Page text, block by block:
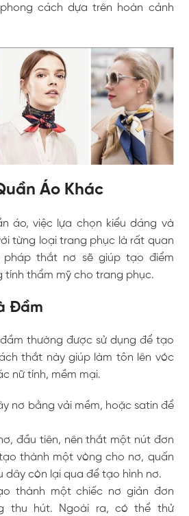
cách dựa trên hoàn cảnh
Áo Khác
áo, việc lựa chọn kiểu dáng và
từng loại trang phục là rất quan
pháp thắt nơ sẽ giúp tạo điểm
tính thẩm mỹ cho trang phục.
Đầm
đầm thường được sử dụng để tạo
thắt này giúp làm tôn lên vóc
nữ tính, mềm mại.
nơ bằng vải mềm, hoặc satin để
đầu tiên, nên thắt một nút đơn
thành một vòng cho nơ, quấn
dây còn lại qua để tạo hình nơ.
thành một chiếc nơ giản đơn
thu hút. Ngoài ra, có thể thử